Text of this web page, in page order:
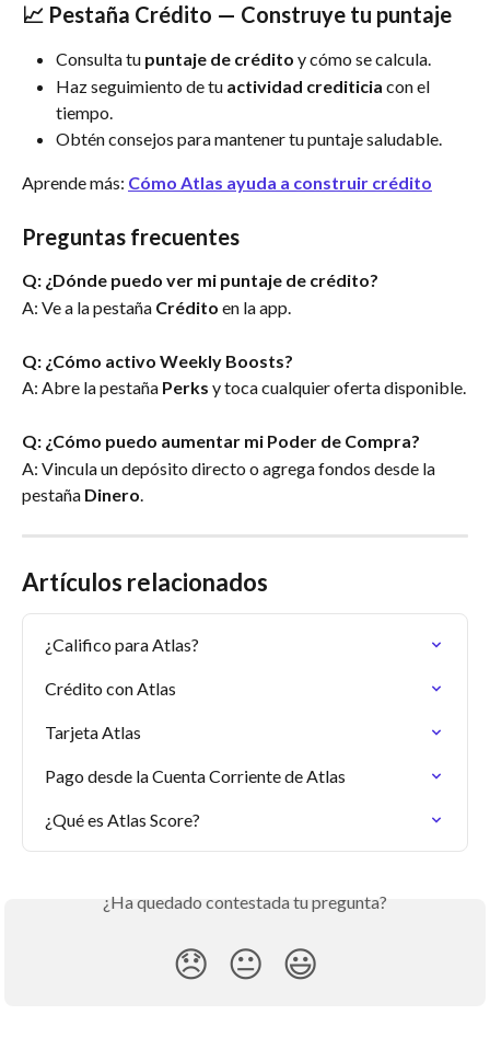
📈 Pestaña Crédito — Construye tu puntaje
Consulta tu puntaje de crédito y cómo se calcula.
Haz seguimiento de tu actividad crediticia con el
tiempo.
Obtén consejos para mantener tu puntaje saludable.
Aprende más: Cómo Atlas ayuda a construir crédito
Preguntas frecuentes
Q: ¿Dónde puedo ver mi puntaje de crédito?
A: Ve a la pestaña Crédito en la app.
Q: ¿Cómo activo Weekly Boosts?
A: Abre la pestaña Perks y toca cualquier oferta disponible.
Q: ¿Cómo puedo aumentar mi Poder de Compra?
A: Vincula un depósito directo o agrega fondos desde la
pestaña Dinero
Artículos relacionados
¿Califico para Atlas?
Crédito con Atlas
Tarjeta Atlas
Pago desde la Cuenta Corriente de Atlas
¿Qué es Atlas Score?
¿Ha quedado contestada tu pregunta?
😞 😐 😃